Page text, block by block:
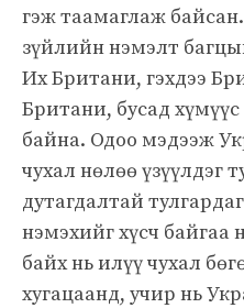
гэж таамаглаж
зүйлийн нэмэлт
Их Британи, гэхдээ
Британи, бусад
байна. Одоо мэдээж
чухал нөлөө үзүүлдэг
дутагдалтай
нэмэхийг хүсч байгаа
байх нь илүү чухал
хугацаанд, учир нь